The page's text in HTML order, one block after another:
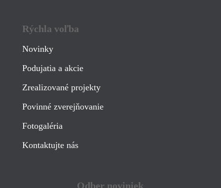
Rýchla voľba
Novinky
Podujatia a akcie
Zrealizované projekty
Povinné zverejňovanie
Fotogaléria
Kontaktujte nás
Odber noviniek